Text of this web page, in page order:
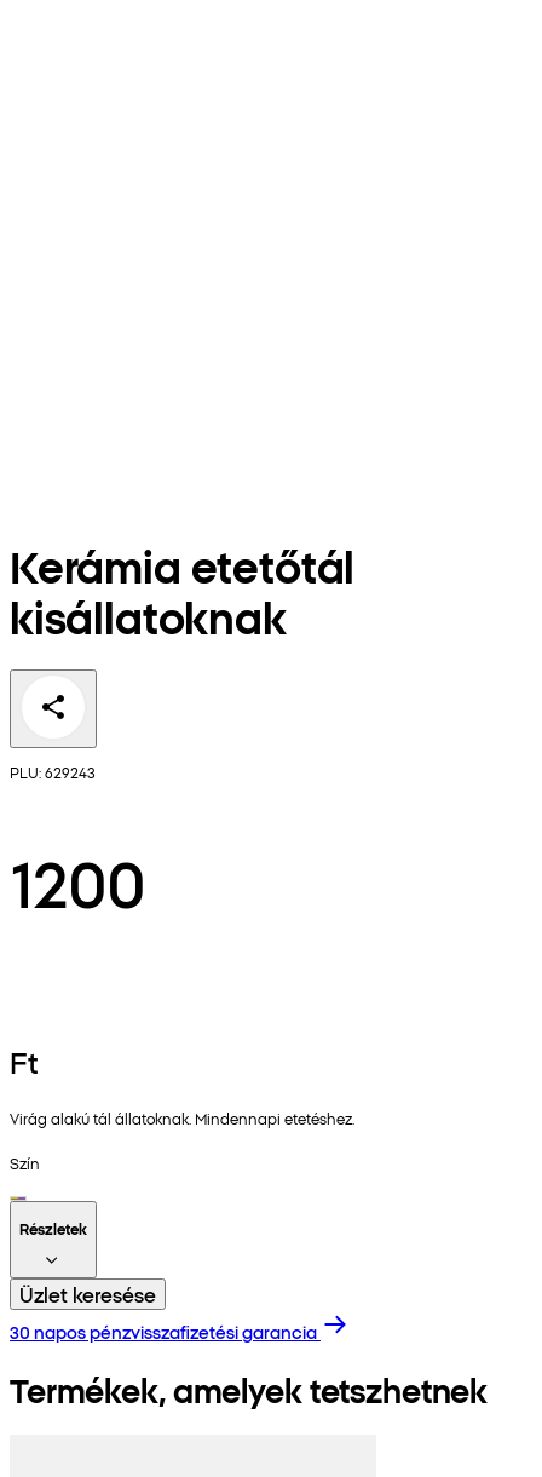
Kerámia etetőtál
kisállatoknak
PLU: 629243
1200
Ft
Virág alakú tál állatoknak. Mindennapi etetéshez.
Szín
Részletek
Üzlet keresése
30 napos pénzvisszafizetési garancia
Termékek, amelyek tetszhetnek